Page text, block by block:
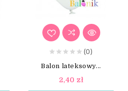
(0)
Balon lateksowy...
2,40 zł